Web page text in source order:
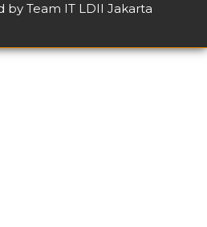
by Team IT LDII Jakarta